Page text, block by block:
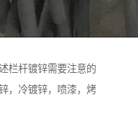
栏杆镀锌需要注意的
，冷镀锌，喷漆，烤